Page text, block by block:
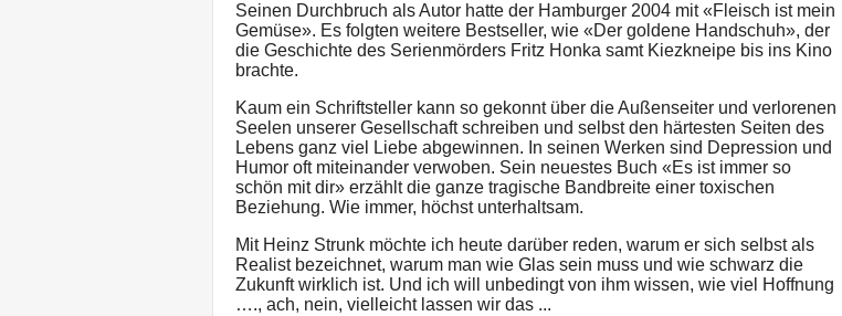
Seinen Durchbruch als Autor hatte der Hamburger 2004 mit «Fleisch ist mein
Gemüse». Es folgten weitere Bestseller, wie «Der goldene Handschuh», der
die Geschichte des Serienmörders Fritz Honka samt Kiezkneipe bis ins Kino
brachte.
Kaum ein Schriftsteller kann so gekonnt über die Außenseiter und verlorenen
Seelen unserer Gesellschaft schreiben und selbst den härtesten Seiten des
Lebens ganz viel Liebe abgewinnen. In seinen Werken sind Depression und
Humor oft miteinander verwoben. Sein neuestes Buch «Es ist immer so
schön mit dir» erzählt die ganze tragische Bandbreite einer toxischen
Beziehung. Wie immer, höchst unterhaltsam.
Mit Heinz Strunk möchte ich heute darüber reden, warum er sich selbst als
Realist bezeichnet, warum man wie Glas sein muss und wie schwarz die
Zukunft wirklich ist. Und ich will unbedingt von ihm wissen, wie viel Hoffnung
…., ach, nein, vielleicht lassen wir das ...